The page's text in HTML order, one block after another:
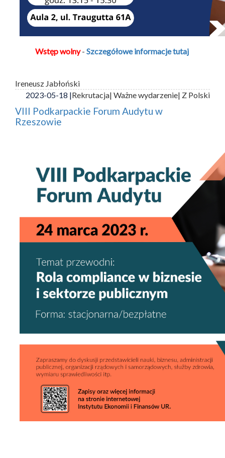
Wstęp wolny- Szczegółowe informacje tutaj
Ireneusz Jabłoński
2023-05-18 |Rekrutacja| Ważne wydarzenie| Z Polski
VIII Podkarpackie Forum Audytu w
Rzeszowie